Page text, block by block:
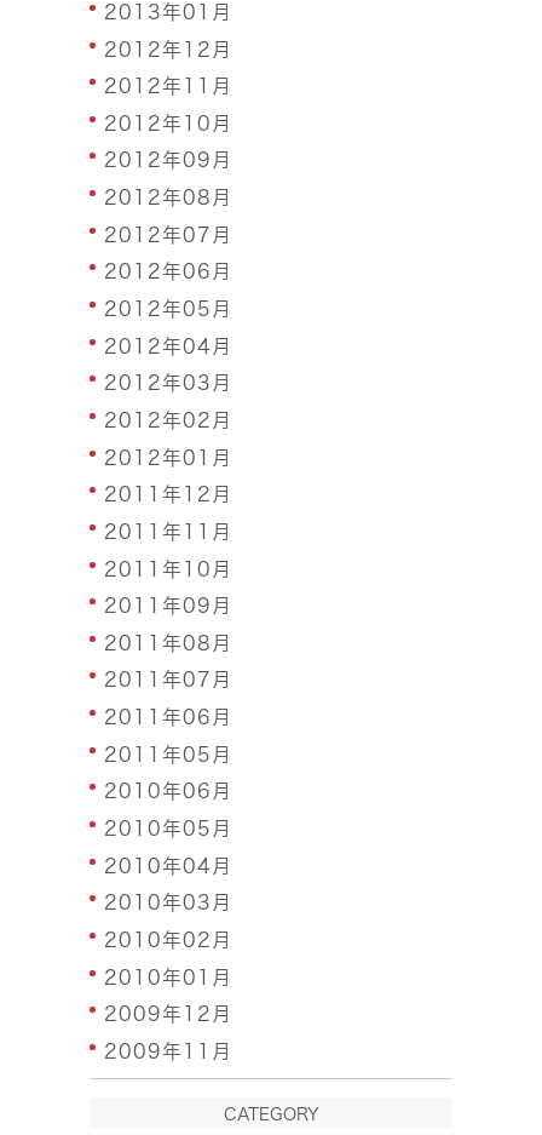
2013年01月
2012年12月
2012年11月
2012年10月
2012年09月
2012年08月
2012年07月
2012年06月
2012年05月
2012年04月
2012年03月
2012年02月
2012年01月
2011年12月
2011年11月
2011年10月
2011年09月
2011年08月
2011年07月
2011年06月
2011年05月
2010年06月
2010年05月
2010年04月
2010年03月
2010年02月
2010年01月
2009年12月
2009年11月
CATEGORY